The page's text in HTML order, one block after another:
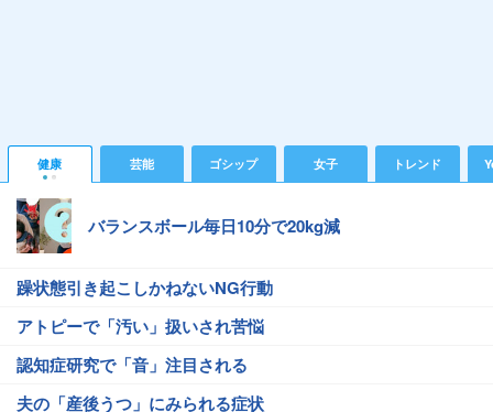
健康 芸能 ゴシップ 女子 トレンド
バランスボール毎日10分で20kg減
躁状態引き起こしかねないNG行動
アトピーで「汚い」扱いされ苦悩
認知症研究で「音」注目される
夫の「産後うつ」にみられる症状